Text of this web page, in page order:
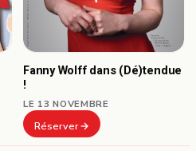
Fanny Wolff dans (Dé)tendue
!
LE 13 NOVEMBRE
Réserver